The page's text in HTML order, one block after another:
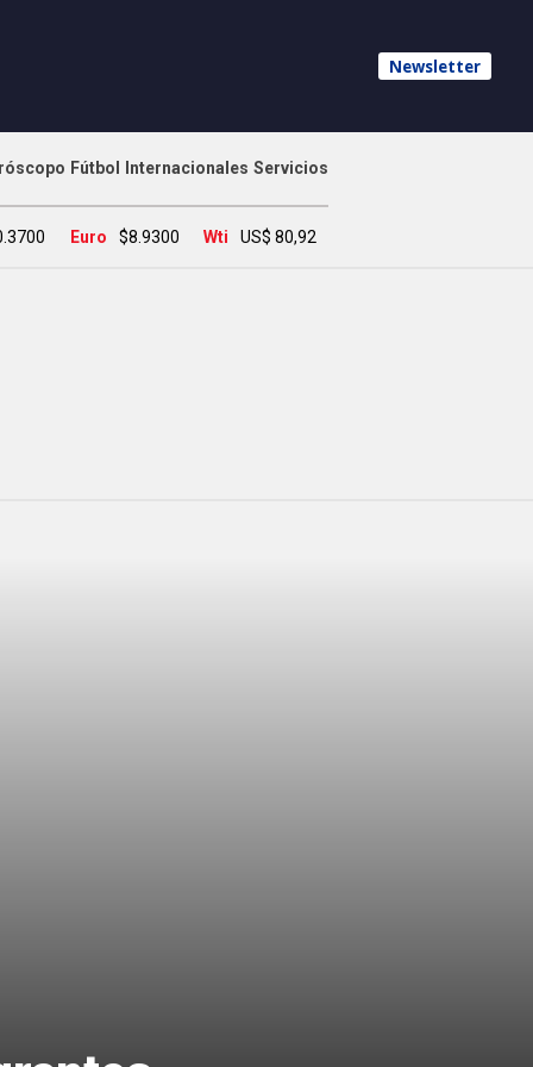
Newsletter
Fútbol Internacionales Servicios
Euro $8.9300 Wti US$ 80,92